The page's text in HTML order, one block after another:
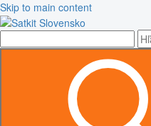
Skip to main content